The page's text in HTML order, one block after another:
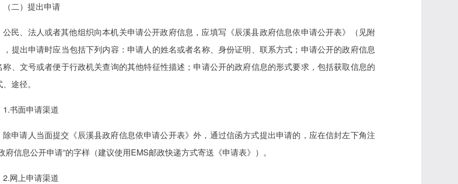
（二）提出申请
公民、法人或者其他组织向本机关申请公开政府信息，应填写《辰溪县政府信息依申请公开表》（见附
，提出申请时应当包括下列内容：申请人的姓名或者名称、身份证明、联系方式；申请公开的政府信息
称、文号或者便于行政机关查询的其他特征性描述；申请公开的政府信息的形式要求，包括获取信息的
途径。
1.书面申请渠道
除申请人当面提交《辰溪县政府信息依申请公开表》外，通过信函方式提出申请的，应在信封左下角注
府信息公开申请”的字样（建议使用EMS邮政快递方式寄送《申请表》）。
2.网上申请渠道